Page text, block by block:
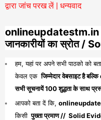
द्वारा जांच परख लें | धन्यवाद
onlineupdatestm.in
जानकारीयों का स्रोत /
हम, यहां पर अपने सभी पाठको को
केवल एक जिम्मेदार वेबसाइट है
सभी सूचनायें 100 शुद्धता के साथ
आपको बता दें कि,
किसी पुख्ता प्रमाण // Solid